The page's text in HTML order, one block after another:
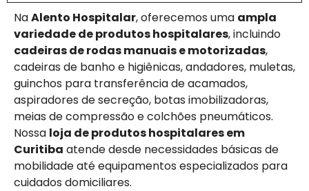
NaAlento Hospitalar, oferecemos uma ampla
variedade de produtos hospitalares, incluindo
cadeiras de rodas manuais e motorizadas,
cadeiras de banho e higiênicas, andadores, muletas,
guinchos para transferência de acamados,
aspiradores de secreção, botas imobilizadoras,
meias de compressão e colchões pneumáticos.
Nossa loja de produtos hospitalares em
Curitiba atende desde necessidades básicas de
mobilidade até equipamentos especializados para
cuidados domiciliares.